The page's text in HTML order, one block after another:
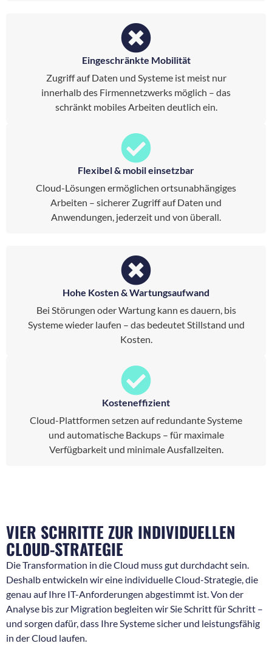
Eingeschränkte Mobilität
Zugriff auf Daten und Systeme ist meist nur
innerhalb des Firmennetzwerks möglich – das
schränkt mobiles Arbeiten deutlich ein.
Flexibel & mobil einsetzbar
Cloud-Lösungen ermöglichen ortsunabhängiges
Arbeiten – sicherer Zugriff auf Daten und
Anwendungen, jederzeit und von überall.
Hohe Kosten & Wartungsaufwand
Bei Störungen oder Wartung kann es dauern, bis
Systeme wieder laufen – das bedeutet Stillstand und
Kosten.
Kosteneffizient
Cloud-Plattformen setzen auf redundante Systeme
und automatische Backups – für maximale
Verfügbarkeit und minimale Ausfallzeiten.
VIER SCHRITTE ZUR INDIVIDUELLEN
CLOUD-STRATEGIE
Die Transformation in die Cloud muss gut durchdacht sein.
Deshalb entwickeln wir eine individuelle Cloud-Strategie, die
genau auf Ihre IT-Anforderungen abgestimmt ist. Von der
Analyse bis zur Migration begleiten wir Sie Schritt für Schritt –
und sorgen dafür, dass Ihre Systeme sicher und leistungsfähig
in der Cloud laufen.